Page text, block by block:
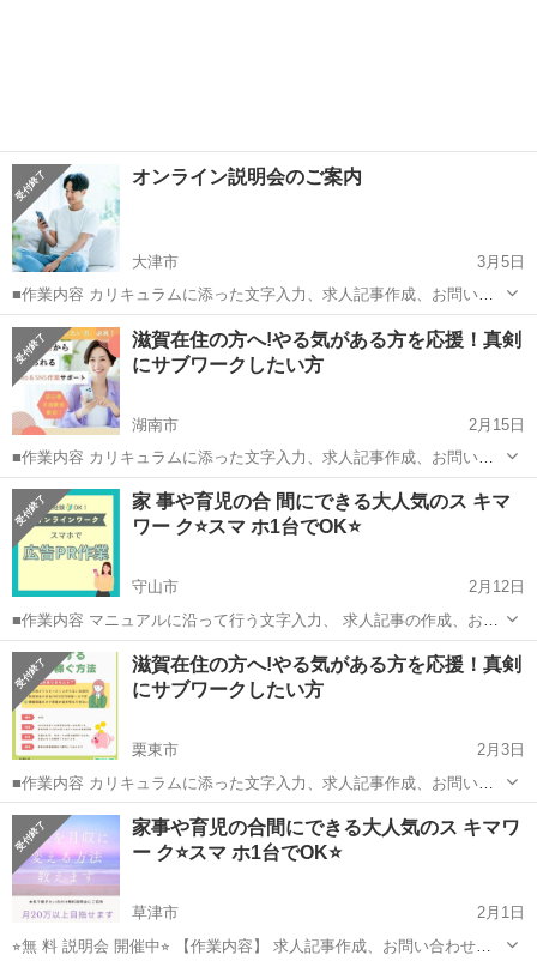
オンライン説明会のご案内
大津市
3月5日
■作業内容 カリキュラムに添った文字入力、求人記事作成、お問い合
わせのメッセージやり取り、SNSの運営など。 ・初心者の方でも安心
してお 仕 事していただけます ・作業量に比例して報 酬 U P！が見込
めます☆ ...
滋賀 大津市 キャンペーン
滋賀在住の方へ!やる気がある方を応援！真剣
にサブワークしたい方
湖南市
2月15日
■作業内容 カリキュラムに添った文字入力、求人記事作成、お問い合
わせのメッセージやり取り、SNSの運営など。 ・初心者の方でも安心
してお 仕 事していただけます ・作業量に比例して報 酬 U P！が見込
めます☆ ...
滋賀 湖南市 キャンペーン
家 事や育児の合 間にできる大人気のス キマ
ワー ク⭐️スマ ホ1台でOK⭐️
守山市
2月12日
■作業内容 マニュアルに沿って行う文字入力、 求人記事の作成、お問
い合わせ対応、 SNS運営などを担当していただきます。 ・未経験の方
でも安心して始められます ・作業量に応じて報 酬アップが見込めます
...
滋賀 守山市 キャンペーン
滋賀在住の方へ!やる気がある方を応援！真剣
にサブワークしたい方
栗東市
2月3日
■作業内容 カリキュラムに添った文字入力、求人記事作成、お問い合
わせのメッセージやり取り、SNSの運営など。 ・初心者の方でも安心
してお 仕 事していただけます ・作業量に比例して報 酬 U P！が見込
めます☆ ...
滋賀 栗東市 キャンペーン
家事や育児の合間にできる大人気のス キマワ
ー ク⭐️スマ ホ1台でOK⭐️
草津市
2月1日
⭐︎無 料 説明会 開催中⭐︎ 【作業内容】 求人記事作成、お問い合わせや